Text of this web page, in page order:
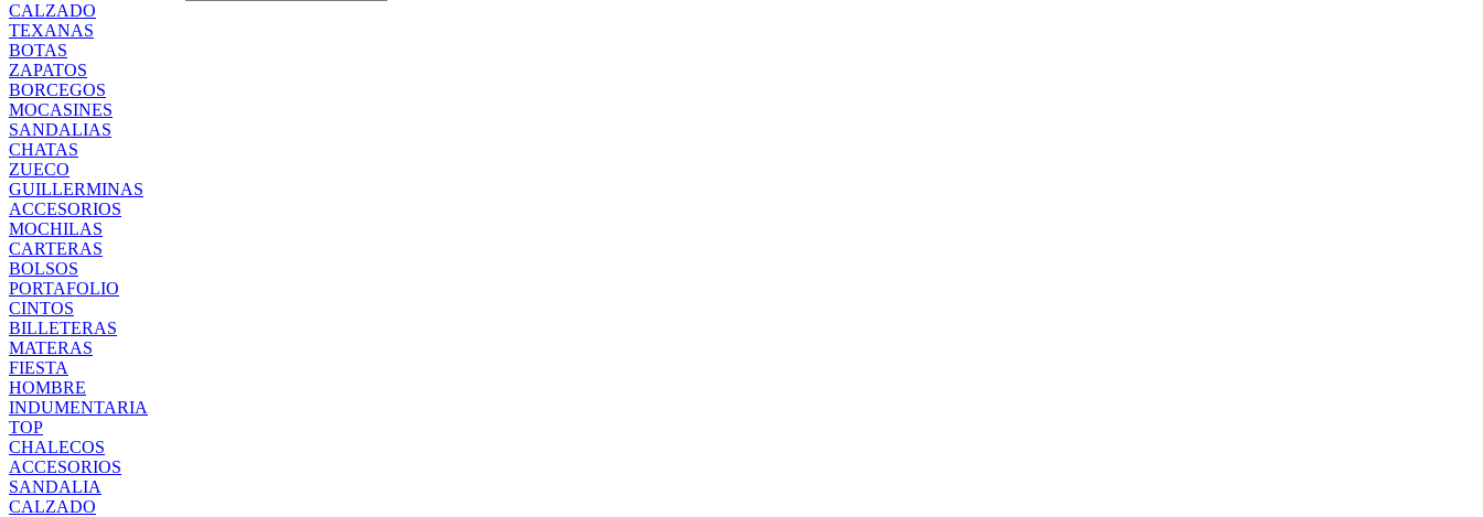
CALZADO
TEXANAS
BOTAS
ZAPATOS
BORCEGOS
MOCASINES
SANDALIAS
CHATAS
ZUECO
GUILLERMINAS
ACCESORIOS
MOCHILAS
CARTERAS
BOLSOS
PORTAFOLIO
CINTOS
BILLETERAS
MATERAS
FIESTA
HOMBRE
INDUMENTARIA
TOP
CHALECOS
ACCESORIOS
SANDALIA
CALZADO